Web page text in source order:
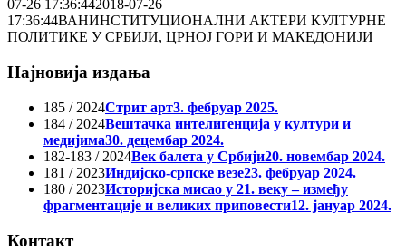
07-26 17:36:442018-07-26
17:36:44ВАНИНСТИТУЦИОНАЛНИ АКТЕРИ КУЛТУРНЕ
ПОЛИТИКЕ У СРБИЈИ, ЦРНОЈ ГОРИ И МАКЕДОНИЈИ
Најновија издања
185 / 2024Стрит арт3. фебруар 2025.
184 / 2024Вештачка интелигенција у култури и
медијима30. децембар 2024.
182-183 / 2024Век балета у Србији20. новембар 2024.
181 / 2023Индијско-српске везе23. фебруар 2024.
180 / 2023Историјска мисао у 21. веку – између
фрагментације и великих приповести12. јануар 2024.
Контакт